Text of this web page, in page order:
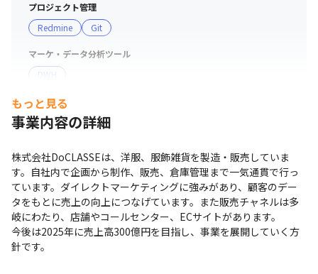
プロジェクト管理
Redmine
Git
マーケ・データ分析ツール
DWH
もっと見る
事業内容の詳細
株式会社DoCLASSEは、洋服、服飾雑貨を製造・販売していま
す。自社内で企画から制作、販売、倉庫管理まで一気通貫で行っ
ています。ダイレクトマーケティングに強みがあり、顧客のデー
タをもとに売上の向上につなげています。また販売チャネルは多
岐にわたり、店舗やコールセンター、ECサイトがあります。
今後は2025年に売上高300億円を目指し、事業を展開していく方
針です。